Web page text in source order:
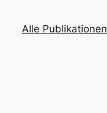
Alle Publikationen